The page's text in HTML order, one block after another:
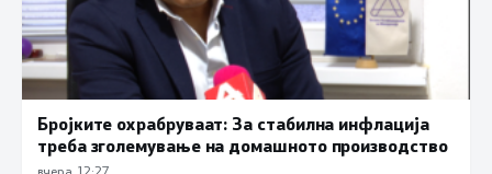
Бројките охрабруваат: За стабилна инфлација
треба зголемување на домашното производство